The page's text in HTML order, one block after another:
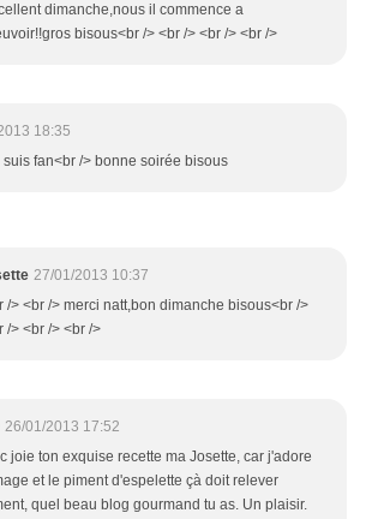
dimanche,nous il commence a
bisous<br /> <br /> <br /> <br />
18:35
fan<br /> bonne soirée bisous
27/01/2013 10:37
/> <br /> merci natt,bon dimanche bisous<br />
/> <br /> <br />
26/01/2013 17:52
joie ton exquise recette ma Josette, car j'adore
et le piment d'espelette çà doit relever
quel beau blog gourmand tu as. Un plaisir.